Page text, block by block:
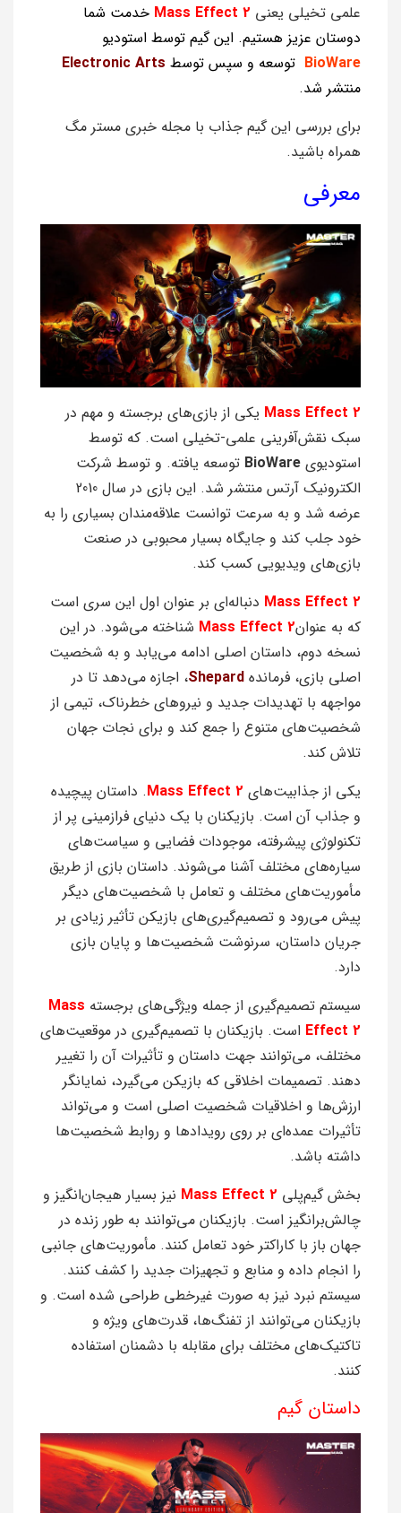
علمی تخیلی یعنی Mass Effect 2 خدمت شما
دوستان عزیز هستیم. این گیم توسط استودیو
BioWare توسعه و سپس توسط Electronic Arts
منتشر شد.
برای بررسی این گیم جذاب با مجله خبری مستر مگ
همراه باشید.
معرفی
Mass Effect 2 یکی از بازی‌های برجسته و مهم در
سبک نقش‌آفرینی علمی-تخیلی است. که توسط
استودیوی BioWare توسعه یافته. و توسط شرکت
الکترونیک آرتس منتشر شد. این بازی در سال 2010
عرضه شد و به سرعت توانست علاقه‌مندان بسیاری را به
خود جلب کند و جایگاه بسیار محبوبی در صنعت
بازی‌های ویدیویی کسب کند.
Mass Effect 2 دنباله‌ای بر عنوان اول این سری است
که به عنوانMass Effect 2 شناخته می‌شود. در این
نسخه دوم، داستان اصلی ادامه می‌یابد و به شخصیت
اصلی بازی، فرمانده Shepard، اجازه می‌دهد تا در
مواجهه با تهدیدات جدید و نیروهای خطرناک، تیمی از
شخصیت‌های متنوع را جمع کند و برای نجات جهان
تلاش کند.
یکی از جذابیت‌های Mass Effect 2. داستان پیچیده
و جذاب آن است. بازیکنان با یک دنیای فرازمینی پر از
تکنولوژی پیشرفته، موجودات فضایی و سیاست‌های
سیاره‌های مختلف آشنا می‌شوند. داستان بازی از طریق
مأموریت‌های مختلف و تعامل با شخصیت‌های دیگر
پیش می‌رود و تصمیم‌گیری‌های بازیکن تأثیر زیادی بر
جریان داستان، سرنوشت شخصیت‌ها و پایان بازی
دارد.
سیستم تصمیم‌گیری از جمله ویژگی‌های برجسته Mass
Effect 2 است. بازیکنان با تصمیم‌گیری در موقعیت‌های
مختلف، می‌توانند جهت داستان و تأثیرات آن را تغییر
دهند. تصمیمات اخلاقی که بازیکن می‌گیرد، نمایانگر
ارزش‌ها و اخلاقیات شخصیت اصلی است و می‌تواند
تأثیرات عمده‌ای بر روی رویدادها و روابط شخصیت‌ها
داشته باشد.
بخش گیم‌پلی Mass Effect 2 نیز بسیار هیجان‌انگیز و
چالش‌برانگیز است. بازیکنان می‌توانند به طور زنده در
جهان باز با کاراکتر خود تعامل کنند. مأموریت‌های جانبی
را انجام داده و منابع و تجهیزات جدید را کشف کنند.
سیستم نبرد نیز به صورت غیرخطی طراحی شده است. و
بازیکنان می‌توانند از تفنگ‌ها، قدرت‌های ویژه و
تاکتیک‌های مختلف برای مقابله با دشمنان استفاده
کنند.
داستان گیم